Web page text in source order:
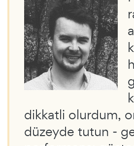
dikkatli olurdum,
düzeyde tutun -